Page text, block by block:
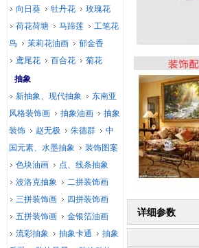
详细参数
向日葵
牡丹花
玫瑰花
荷花荷塘
马蹄莲
工笔花
鸟
茉莉花油画
郁金香
鸢尾花
百合花
菊花
抽象
新抽象、现代抽象
东南亚
风格装饰画
抽象油画
抽象
装饰
赵无极 朱德群
中
国元素、水墨抽象
装饰图案
色块油画
点、线条抽象
波洛克抽象
二拼装饰画
三拼装饰画
四拼装饰画
五拼装饰画
金银箔油画
流彩抽象
抽象卡通
抽象